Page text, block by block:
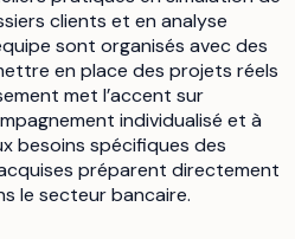
clients et en analyse
sont organisés avec des
en place des projets réels
met l’accent sur
individualisé et à
besoins spécifiques des
préparent directement
le secteur bancaire.